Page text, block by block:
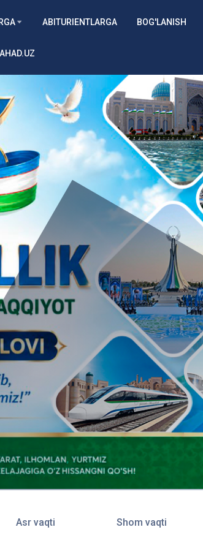
ABITURIENTLARGA BOG'LANISH
Asr vaqti Shom vaqti